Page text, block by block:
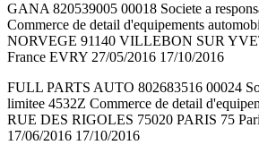
GANA 820539005 00018 Societe a
Commerce de detail d'equipements
NORVEGE 91140 VILLEBON SUR
France EVRY 27/05/2016 17/10/2016
FULL PARTS AUTO 802683516 00024
limitee 4532Z Commerce de detail
RUE DES RIGOLES 75020 PARIS 75
17/06/2016 17/10/2016